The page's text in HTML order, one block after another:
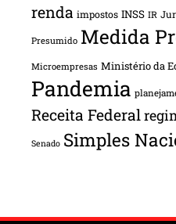
renda impostos INSS IR
Presumido Medida
Microempresas Ministério da
Pandemia
Receita Federal
Senado Simples